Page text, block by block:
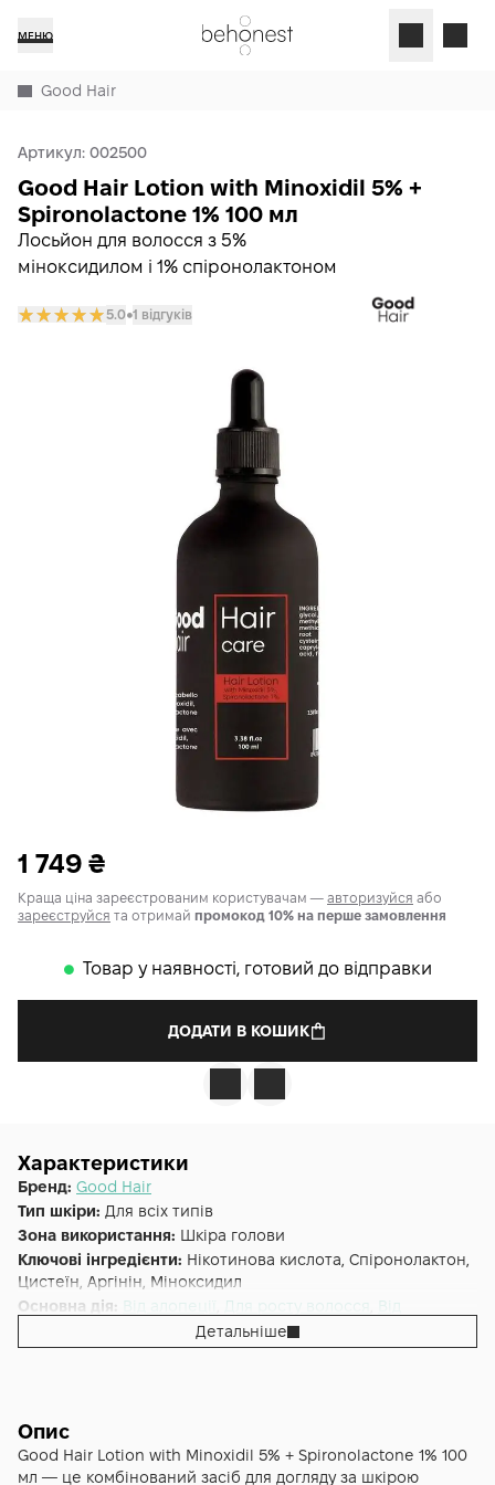
МЕНЮ
Good Hair
Артикул: 002500
Лосьйон для волосся з 5%
міноксидилом і 1% спіронолактоном
Good Hair Lotion with Minoxidil 5% +
Spironolactone 1% 100 мл
5.0𒊹1 відгуків
1 749 ₴
Краща ціна зареєстрованим користувачам — авторизуйся або
зареєструйся та отримай промокод 10% на перше замовлення
𒊹 Товар у наявності, готовий до відправки
ДОДАТИ В КОШИК
Характеристики
Бренд: Good Hair
Тип шкіри: Для всіх типів
Зона використання: Шкіра голови
Ключові інгредієнти: Нікотинова кислота, Спіронолактон,
Цистеїн, Аргінін, Міноксидил
Основна дія: Від алопеції Для росту волосся
Від
Форма випуску:Лосьйон
With Minoxidil 5%, Spironolactone 1% 100 мл
Детальніше
Опис
Good Hair Lotion with Minoxidil 5% + Spironolactone 1% 100
мл — це комбінований засіб для догляду за шкірою